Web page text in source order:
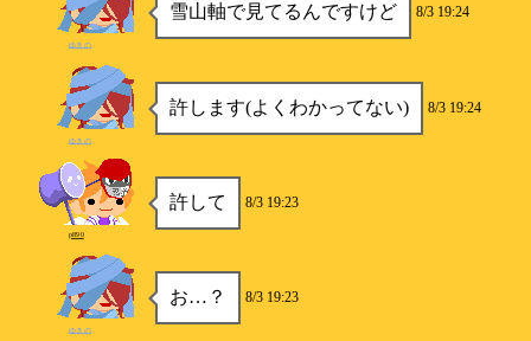
雪山軸で見てるんですけど 8/3 19:24
ゆきの
許します(よくわかってない) 8/3 19:24
ゆきの
許して 8/3 19:23
p890
お…？ 8/3 19:23
ゆきの